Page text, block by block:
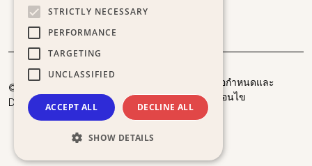
© 2025 Happy
Doggo.
นโยบายความเป็นส่วน
ตัว
ข้อกำหนดและ
เงื่อนไข
STRICTLY NECESSARY
PERFORMANCE
TARGETING
UNCLASSIFIED
ACCEPT ALL DECLINE ALL
SHOW DETAILS